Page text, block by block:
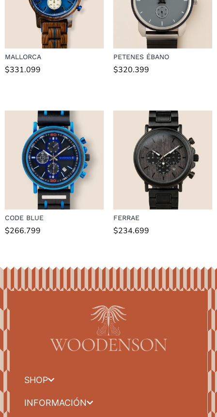
MALLORCA
$331.099
PETENES ÉBANO
$320.399
CODE BLUE
$266.799
FERRAE
$234.699
SHOP
INFORMACIÓN